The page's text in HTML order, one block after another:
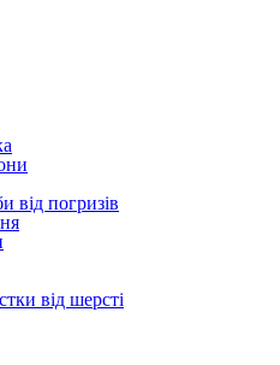
від погризів
від шерсті